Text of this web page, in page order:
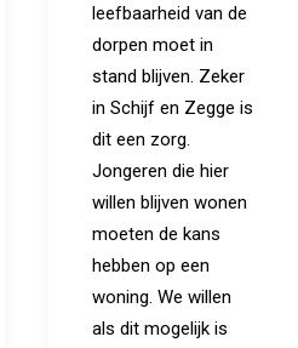
leefbaarheid van de
dorpen moet in
stand blijven. Zeker
in Schijf en Zegge is
dit een zorg.
Jongeren die hier
willen blijven wonen
moeten de kans
hebben op een
woning. We willen
als dit mogelijk is